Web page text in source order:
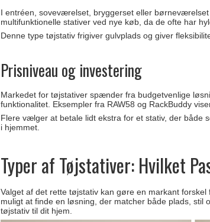
I entréen, soveværelset, bryggerset eller
multifunktionelle stativer ved nye køb, da de ofte har
Denne type tøjstativ frigiver gulvplads og giver
Prisniveau og investering
Markedet for tøjstativer spænder fra budgetvenlige
funktionalitet. Eksempler fra RAW58 og RackBuddy
Flere vælger at betale lidt ekstra for et stativ, der både
i hjemmet.
Typer af Tøjstativer: Hvilket
Valget af det rette tøjstativ kan gøre en markant
muligt at finde en løsning, der matcher både plads,
tøjstativ til dit hjem.